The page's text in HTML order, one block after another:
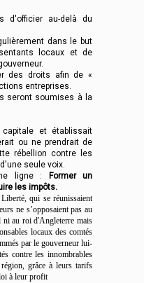
d'officier au-delà du
dans le but
locaux et de
des droits afin de «
entreprises.
seront soumises à la
et établissait
ou ne prendrait de
rébellion contre les
seule voix.
ligne :
Former un
les impôts.
qui se réunissaient
ne s’opposaient pas au
ni au roi d'Angleterre mais
locaux des comtés
par le gouverneur lui-
contre les innombrables
grâce à leurs tarifs
à leur profit